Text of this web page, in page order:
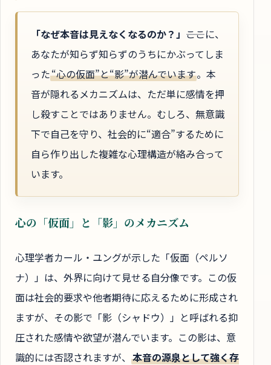
「なぜ本音は見えなくなるのか？」 ――ここに、
あなたが知らず知らずのうちにかぶってしま
った“心の仮面”と“影”が潜んでいます。本
音が隠れるメカニズムは、ただ単に感情を押
し殺すことではありません。むしろ、無意識
下で自己を守り、社会的に“適合”するために
自ら作り出した複雑な心理構造が絡み合って
います。
心の「仮面」と「影」のメカニズム
心理学者カール・ユングが示した「仮面（ペルソ
ナ）」は、外界に向けて見せる自分像です。この仮
面は社会的要求や他者期待に応えるために形成され
ますが、その影で「影（シャドウ）」と呼ばれる抑
圧された感情や欲望が潜んでいます。この影は、意
識的には否認されますが、 本音の源泉として強く存